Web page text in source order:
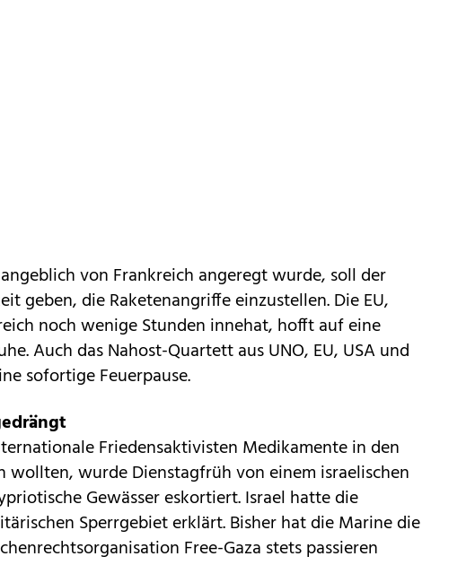
von Frankreich angeregt wurde, soll der
geben, die Raketenangriffe einzustellen. Die EU,
noch wenige Stunden innehat, hofft auf eine
Auch das Nahost-Quartett aus UNO, EU, USA und
sofortige Feuerpause.
Friedensaktivisten Medikamente in den
wollten, wurde Dienstagfrüh von einem israelischen
Gewässer eskortiert. Israel hatte die
Sperrgebiet erklärt. Bisher hat die Marine die
Free-Gaza stets passieren